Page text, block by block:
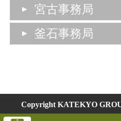
宮古事務局
釜石事務局
Copyright KATEKYO